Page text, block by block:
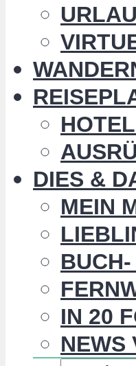
DIES &
MEIN
IN 20
NEWS